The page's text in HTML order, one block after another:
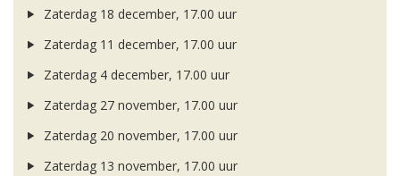
Zaterdag 18 december, 17.00 uur
Zaterdag 11 december, 17.00 uur
Zaterdag 4 december, 17.00 uur
Zaterdag 27 november, 17.00 uur
Zaterdag 20 november, 17.00 uur
Zaterdag 13 november, 17.00 uur